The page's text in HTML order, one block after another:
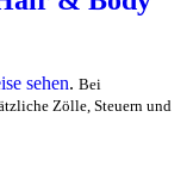
sehen. Bei
Zölle, Steuern und